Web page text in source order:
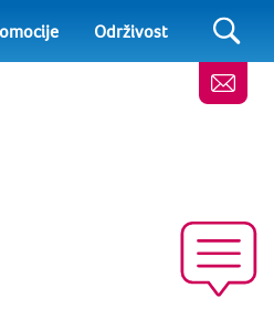
Održivost